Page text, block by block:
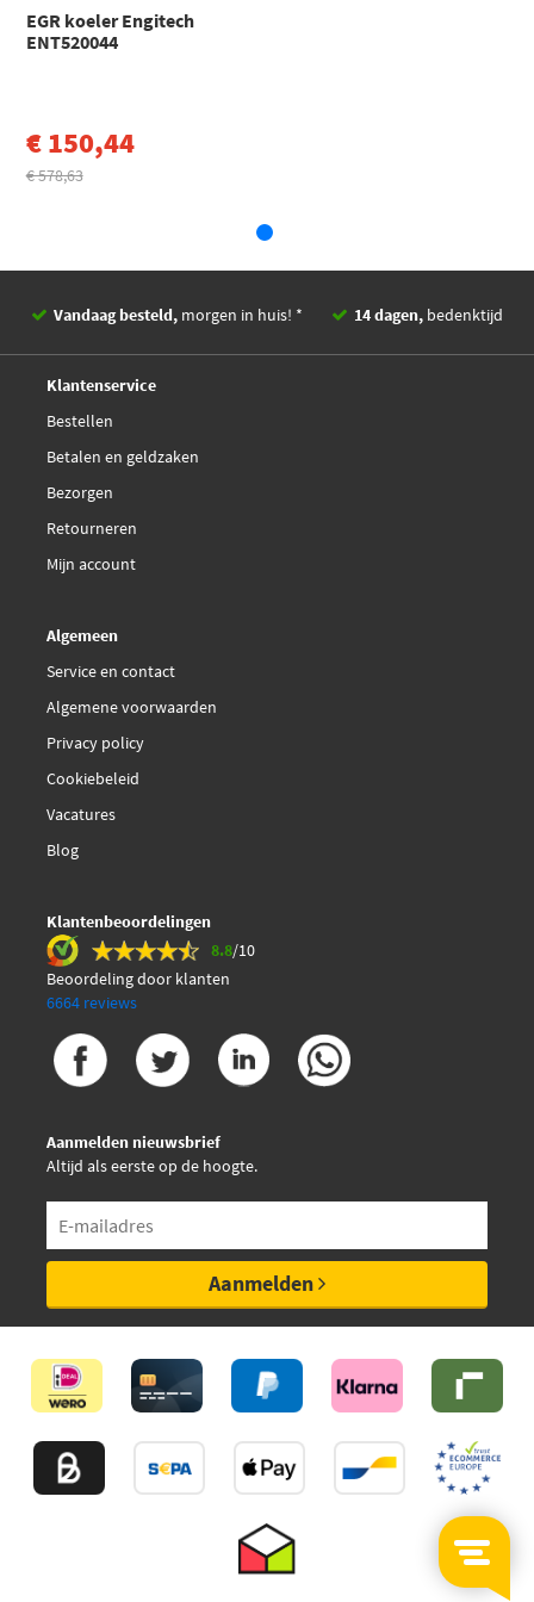
Sidat 83.1665AS
Citroën
EGR koeler Engitech
ENT520044
€ 150,44
€ 578,63
Vandaag besteld, morgen in huis! * 14 dagen, bedenktijd
Klantenservice
Bestellen
Betalen en geldzaken
Bezorgen
Retourneren
Mijn account
Algemeen
Service en contact
Algemene voorwaarden
Privacy policy
Cookiebeleid
Vacatures
Blog
Klantenbeoordelingen
8.8/10
Beoordeling door klanten
6664 reviews
Aanmelden nieuwsbrief
Altijd als eerste op de hoogte.
Aanmelden